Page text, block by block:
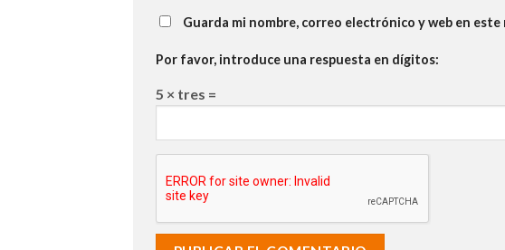
Guarda mi nombre, correo electrónico y web en
Por favor, introduce una respuesta en dígitos:
5 × tres =